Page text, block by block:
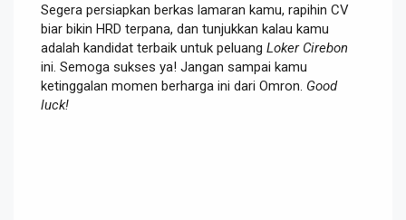
Segera persiapkan berkas lamaran kamu, rapihin CV
biar bikin HRD terpana, dan tunjukkan kalau kamu
adalah kandidat terbaik untuk peluang Loker Cirebon
ini. Semoga sukses ya! Jangan sampai kamu
ketinggalan momen berharga ini dari Omron. Good
luck!